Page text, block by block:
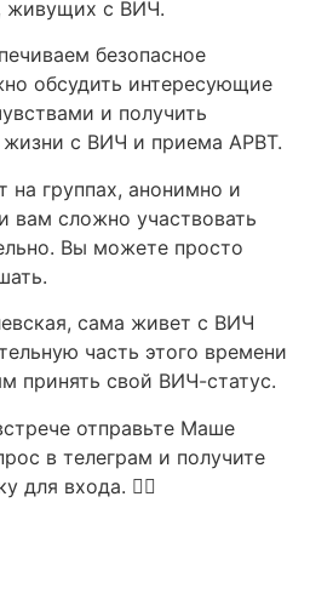
живущих с ВИЧ.
безопасное
обсудить интересующие
и получить
жизни с ВИЧ и приема АРВТ.
на группах, анонимно и
вам сложно участвовать
Вы можете просто
сама живет с ВИЧ
часть этого времени
принять свой ВИЧ-статус.
отправьте Маше
в телеграм и получите
для входа. 🖐🏻